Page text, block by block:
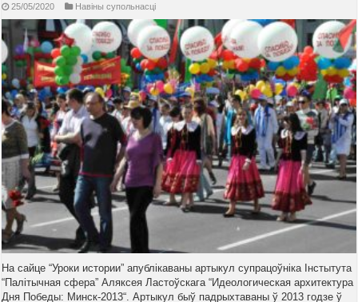
25/05/2020 Навiны супольнасцi
На сайце “Уроки истории” апублікаваны артыкул супрацоўніка Інстытута
“Палітычная сфера” Аляксея Ластоўскага “Идеологическая архитектура
Дня Победы: Минск-2013“. Артыкул быў падрыхтаваны ў 2013 годзе ў